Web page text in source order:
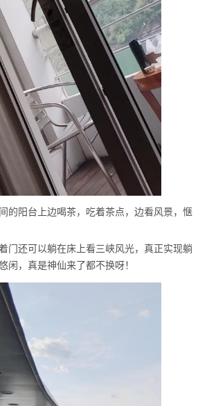
的阳台上边喝茶，吃着茶点，边看风景，惬
门还可以躺在床上看三峡风光，真正实现躺
闲，真是神仙来了都不换呀！